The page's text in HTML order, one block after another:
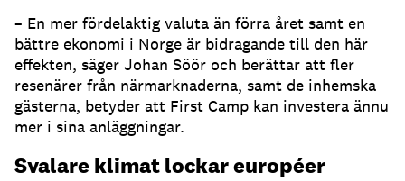
– En mer fördelaktig valuta än förra året samt en
bättre ekonomi i Norge är bidragande till den här
effekten, säger Johan Söör och berättar att fler
resenärer från närmarknaderna, samt de inhemska
gästerna, betyder att First Camp kan investera ännu
mer i sina anläggningar.
Svalare klimat lockar européer